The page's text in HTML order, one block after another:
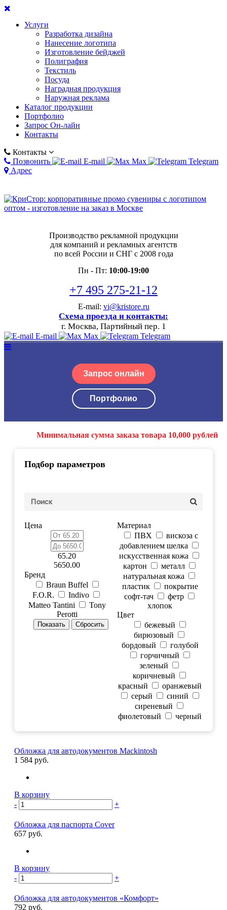
Услуги
Разработка дизайна
Нанесение логотипа
Изготовление бейджей
Полиграфия
Текстиль
Посуда
Наградная продукция
Наружная реклама
Каталог продукции
Портфолио
Запрос Он-лайн
Контакты
Контакты
Позвонить
E-mail Max
Telegram
Адрес
Производство рекламной продукции
для компаний и рекламных агентств
по всей России и СНГ с 2008 года
Пн - Пт: 10:00-19:00
+7 495 275-21-12
E-mail: vi@kristore.ru
Схема проезда и контакты:
г. Москва, Партийный пер. 1
E-mail Max Telegram
Запрос онлайн
Портфолио
Минимальная сумма заказа товара 10,000 рублей
Подбор параметров
Цена
65.20
5650.00
Материал
ПВХ
вискоза с
добавлением шелка
искусственная кожа
картон
металл
натуральная кожа
пластик
покрытие
софт-тач
фетр
хлопок
Бренд
Braun Buffel
F.O.R.
Indivo
Matteo Tantini
Tony
Perotti
Цвет
бежевый
бирюзовый
бордовый
голубой
горчичный
зеленый
коричневый
красный
оранжевый
серый
синий
сиреневый
фиолетовый
черный
Обложка для автодокументов Mackintosh
1 584 руб.
В корзину
-
+
Обложка для паспорта Cover
657 руб.
В корзину
-
+
Обложка для автодокументов «Комфорт»
792 руб.